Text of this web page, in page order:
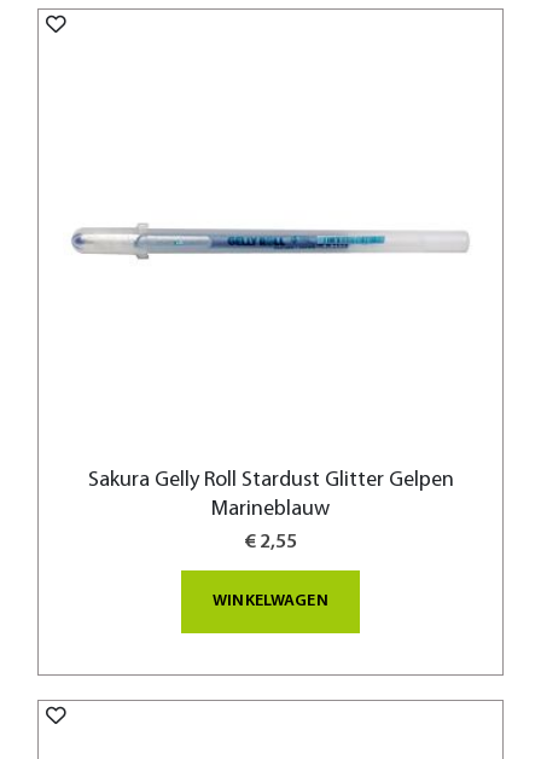
Sakura Gelly Roll Stardust Glitter Gelpen
Marineblauw
€ 2,55
WINKELWAGEN